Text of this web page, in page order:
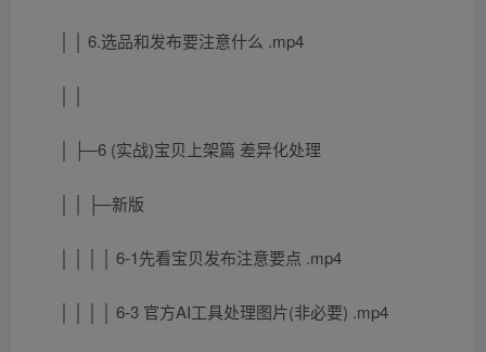
│ │ 6.选品和发布要注意什么 .mp4
│ ├─6 (实战)宝贝上架篇 差异化处理
│ │ ├─新版
│ │ │ │ 6-1先看宝贝发布注意要点 .mp4
│ │ │ │ 6-3 官方AI工具处理图片(非必要) .mp4